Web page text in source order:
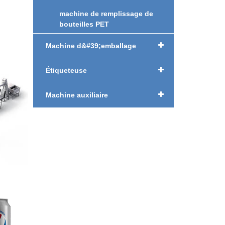
machine de remplissage de
bouteilles PET
Machine d&#39;emballage
Étiqueteuse
Machine auxiliaire